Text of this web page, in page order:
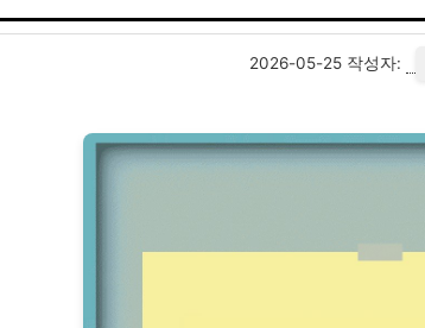
2026-05-25 작성자: